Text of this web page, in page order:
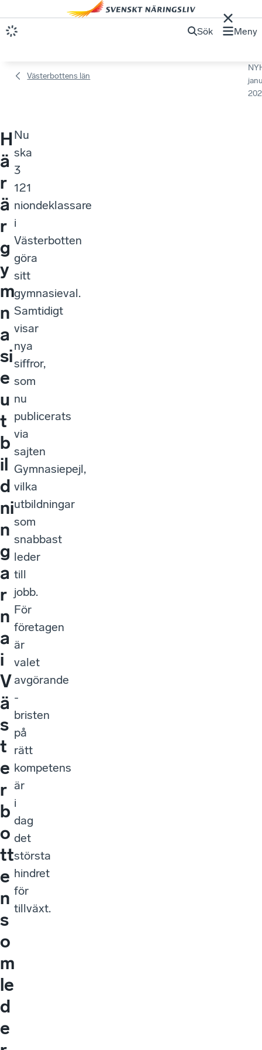
Sök Meny
Västerbottens län
H
ä
r
ä
r
g
y
m
n
a
si
e
u
t
b
il
d
ni
n
g
a
r
n
a
i
V
ä
s
t
e
r
b
o
tt
e
n
s
o
m
le
d
e
Nu
ska
3
121
niondeklassare
i
Västerbotten
göra
sitt
gymnasieval.
Samtidigt
visar
nya
siffror,
som
nu
publicerats
via
sajten
Gymnasiepejl,
vilka
utbildningar
som
snabbast
leder
till
jobb.
För
företagen
är
valet
avgörande
-
bristen
på
rätt
kompetens
är
i
dag
det
största
hindret
för
tillväxt.